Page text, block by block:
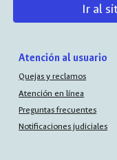
Ir al
Atención al usuario
Quejas y reclamos
Atención en línea
Preguntas frecuentes
Notificaciones judiciales